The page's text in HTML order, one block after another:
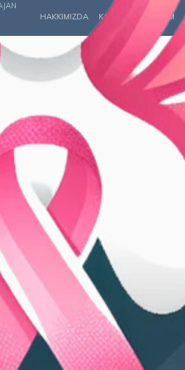
HAKKIMIZDA
KAYIT OL İLETIŞIM